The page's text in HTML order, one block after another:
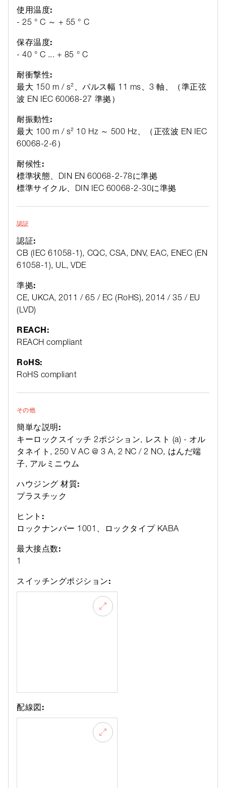
使用温度:
- 25 ° C ～ + 55 ° C
保存温度:
- 40 ° C ... + 85 ° C
耐衝撃性:
最大 150 m / s²、パルス幅 11 ms、3 軸、（準正弦
波 EN IEC 60068-27 準拠）
耐振動性:
最大 100 m / s² 10 Hz ～ 500 Hz、（正弦波 EN IEC
60068-2-6）
耐候性:
標準状態、DIN EN 60068-2-78に準拠
標準サイクル、DIN IEC 60068-2-30に準拠
認証
認証:
CB (IEC 61058-1), CQC, CSA, DNV, EAC, ENEC (EN
61058-1), UL, VDE
準拠:
CE, UKCA, 2011 / 65 / EC (RoHS), 2014 / 35 / EU
(LVD)
REACH:
REACH compliant
RoHS:
RoHS compliant
その他
簡単な説明:
キーロックスイッチ 2ポジション, レスト (a) - オル
タネイト, 250 V AC @ 3 A, 2 NC / 2 NO, はんだ端
子, アルミニウム
ハウジング 材質:
プラスチック
ヒント:
ロックナンバー 1001、ロックタイプ KABA
最大接点数:
1
スイッチングポジション:
配線図: